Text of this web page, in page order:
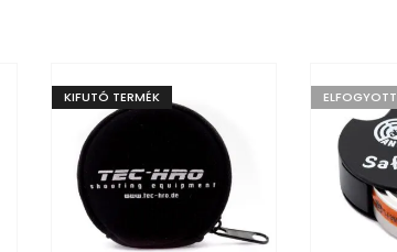
KIFUTÓ TERMÉK ELFOGYOTT